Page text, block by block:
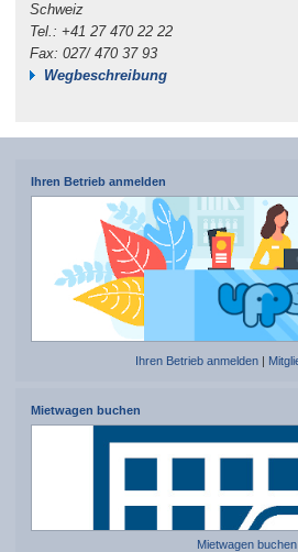
Schweiz
Tel.: +41 27 470 22 22
Fax: 027/ 470 37 93
Wegbeschreibung
Ihren Betrieb anmelden
Ihren Betrieb anmelden |
Mietwagen buchen
Mietwagen buchen